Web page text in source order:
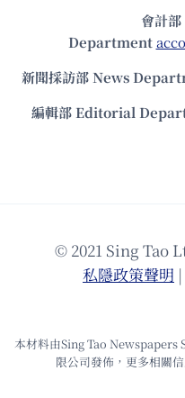
會計
Department
新聞採訪部 News
編輯部 Editorial
© 2021 Sing Tao
私隱政策聲明 |
本材料由Sing Tao
限公司發佈，更多相關